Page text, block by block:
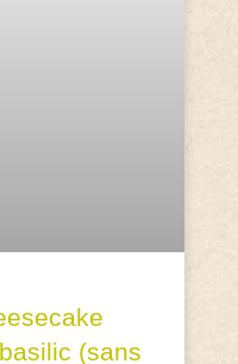
(sans